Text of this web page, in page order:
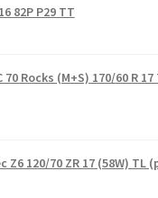
82P P29 TT
Rocks (M+S) 170/60 R 17
Z6 120/70 ZR 17 (58W) TL